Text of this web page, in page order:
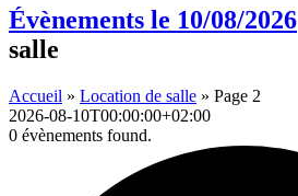
Évènements le 10/08/2026
salle
Accueil » Location de salle » Page 2
2026-08-10T00:00:00+02:00
0 évènements found.